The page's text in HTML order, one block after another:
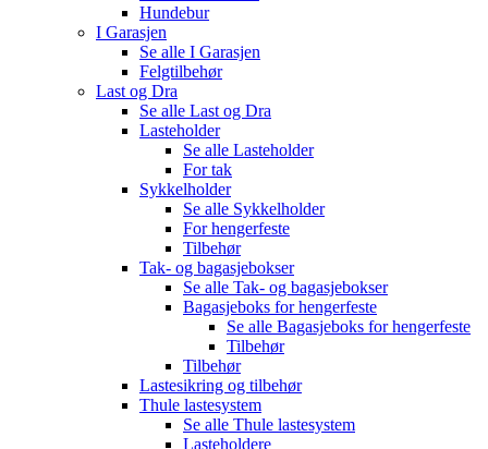
Hundebur
I Garasjen
Se alle I Garasjen
Felgtilbehør
Last og Dra
Se alle Last og Dra
Lasteholder
Se alle Lasteholder
For tak
Sykkelholder
Se alle Sykkelholder
For hengerfeste
Tilbehør
Tak- og bagasjebokser
Se alle Tak- og bagasjebokser
Bagasjeboks for hengerfeste
Se alle Bagasjeboks for hengerfeste
Tilbehør
Tilbehør
Lastesikring og tilbehør
Thule lastesystem
Se alle Thule lastesystem
Lasteholdere